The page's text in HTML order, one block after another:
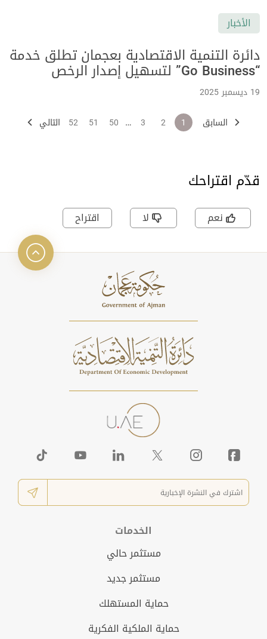
الأخبار
دائرة التنمية الاقتصادية بعجمان تطلق خدمة
“Go Business” لتسهيل إصدار الرخص
التجارية عبر 5 خطوات رقمية
19 ديسمبر 2025
السابق
1
2
3
…
50
51
52 التالي
قدّم اقتراحك
نعم لا اقتراح
الخدمات
مستثمر حالي
مستثمر جديد
حماية المستهلك
حماية الملكية الفكرية